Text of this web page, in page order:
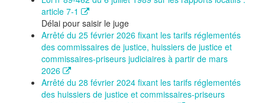
article 7-1
Délai pour saisir le juge
Arrêté du 25 février 2026 fixant les tarifs réglementés
des commissaires de justice, huissiers de justice et
commissaires-priseurs judiciaires à partir de mars
2026
Arrêté du 28 février 2024 fixant les tarifs réglementés
des huissiers de justice et commissaires-priseurs